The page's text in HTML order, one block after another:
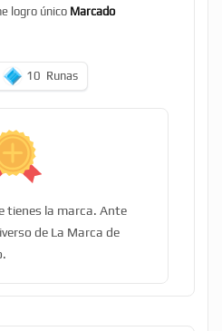
logro único Marcado
10 Runas
tienes la marca. Ante
de La Marca de